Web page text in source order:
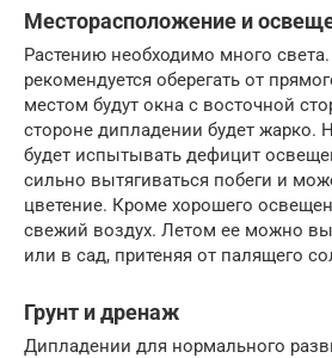
Месторасположение и
Растению необходимо много
рекомендуется оберегать от
местом будут окна с восточной
стороне дипладении будет жарко.
будет испытывать дефицит
сильно вытягиваться побеги и
цветение. Кроме хорошего
свежий воздух. Летом ее можно
или в сад, притеняя от палящего
Грунт и дренаж
Дипладении для нормального